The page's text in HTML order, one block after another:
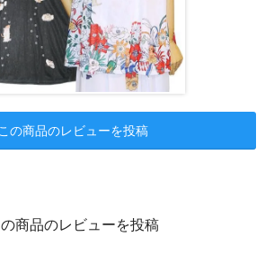
この商品のレビューを投稿
の商品のレビューを投稿